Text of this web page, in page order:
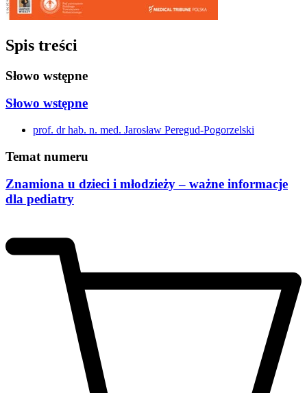
Spis treści
Słowo wstępne
Słowo wstępne
prof. dr hab. n. med. Jarosław Peregud-Pogorzelski
Temat numeru
Znamiona u dzieci i młodzieży – ważne informacje
dla pediatry